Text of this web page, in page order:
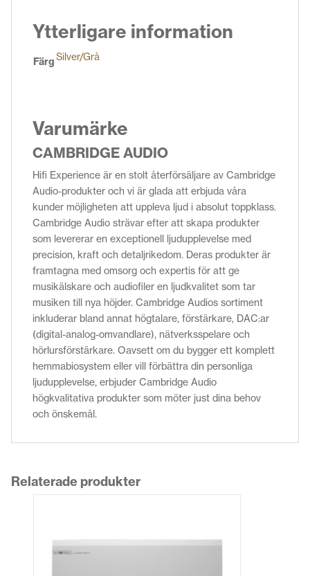
Ytterligare information
FärgSilver/Grå
Varumärke
CAMBRIDGE AUDIO
Hifi Experience är en stolt återförsäljare av Cambridge
Audio-produkter och vi är glada att erbjuda våra
kunder möjligheten att uppleva ljud i absolut toppklass.
Cambridge Audio strävar efter att skapa produkter
som levererar en exceptionell ljudupplevelse med
precision, kraft och detaljrikedom. Deras produkter är
framtagna med omsorg och expertis för att ge
musikälskare och audiofiler en ljudkvalitet som tar
musiken till nya höjder. Cambridge Audios sortiment
inkluderar bland annat högtalare, förstärkare, DAC:ar
(digital-analog-omvandlare), nätverksspelare och
hörlursförstärkare. Oavsett om du bygger ett komplett
hemmabiosystem eller vill förbättra din personliga
ljudupplevelse, erbjuder Cambridge Audio
högkvalitativa produkter som möter just dina behov
och önskemål.
Relaterade produkter